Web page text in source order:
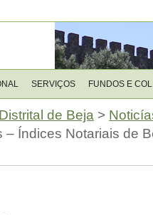
SERVIÇOS FUNDOS E
de Beja >
Índices Notariais de